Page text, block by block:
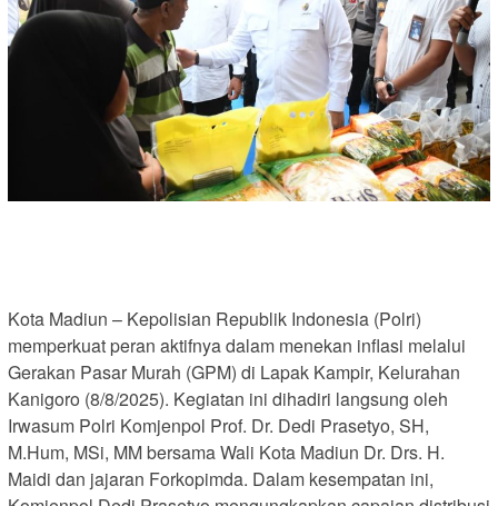
Kota Madiun – Kepolisian Republik Indonesia (Polri)
memperkuat peran aktifnya dalam menekan inflasi melalui
Gerakan Pasar Murah (GPM) di Lapak Kampir, Kelurahan
Kanigoro (8/8/2025). Kegiatan ini dihadiri langsung oleh
Irwasum Polri Komjenpol Prof. Dr. Dedi Prasetyo, SH,
M.Hum, MSi, MM bersama Wali Kota Madiun Dr. Drs. H.
Maidi dan jajaran Forkopimda. Dalam kesempatan ini,